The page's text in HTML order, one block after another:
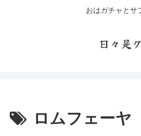
おはガチャとサ
日々是
ロムフェーヤ